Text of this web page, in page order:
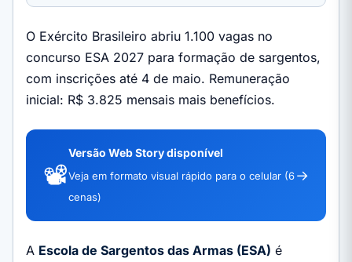
O Exército Brasileiro abriu 1.100 vagas no
concurso ESA 2027 para formação de sargentos,
com inscrições até 4 de maio. Remuneração
inicial: R$ 3.825 mensais mais benefícios.
📽️
Versão Web Story disponível
Veja em formato visual rápido para o celular (6
cenas)
→
A Escola de Sargentos das Armas (ESA) é